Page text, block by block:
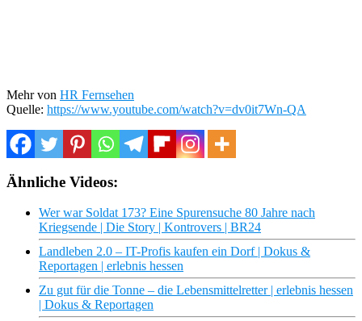
Mehr von HR Fernsehen
Quelle: https://www.youtube.com/watch?v=dv0it7Wn-QA
Ähnliche Videos:
Wer war Soldat 173? Eine Spurensuche 80 Jahre nach
Kriegsende | Die Story | Kontrovers | BR24
Landleben 2.0 – IT-Profis kaufen ein Dorf | Dokus &
Reportagen | erlebnis hessen
Zu gut für die Tonne – die Lebensmittelretter | erlebnis hessen
| Dokus & Reportagen